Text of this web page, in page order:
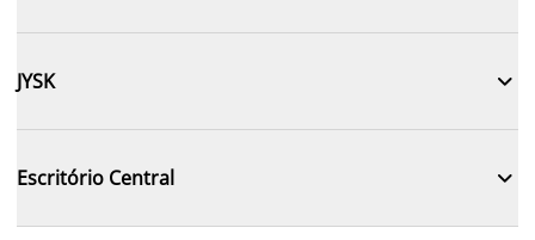
JYSK 
Escritório Central 